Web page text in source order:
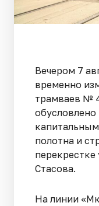
Вечером 7
временно
трамваев №
полотна и
Стасова.
На линии